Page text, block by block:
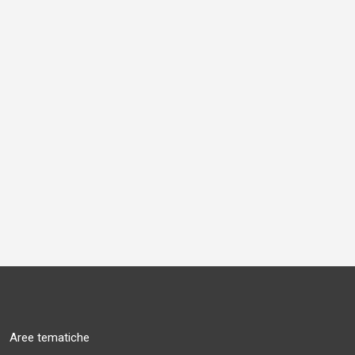
Aree tematiche